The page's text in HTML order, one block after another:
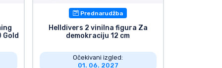
Prednarudžba
Helldivers 2 vinilna figura Za
demokraciju 12 cm
Očekivani izgled:
01. 06. 2027